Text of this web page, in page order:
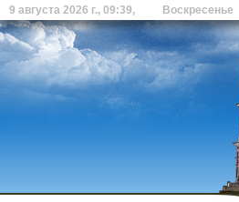
9 августа 2026 г., 09:39, Воскресенье